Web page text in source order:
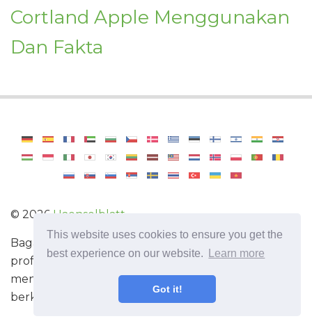
This website uses cookies to ensure you get the
best experience on our website.
Learn more
Got it!
Cortland Apple Menggunakan
Dan Fakta
© 2026 Haenselblatt
Bagaimana untuk menjadi tukang kebun
profesional. Maklumat berguna dan tip untuk
menjaga tumbuh-tumbuhan. Ensiklopedia
berkebun.